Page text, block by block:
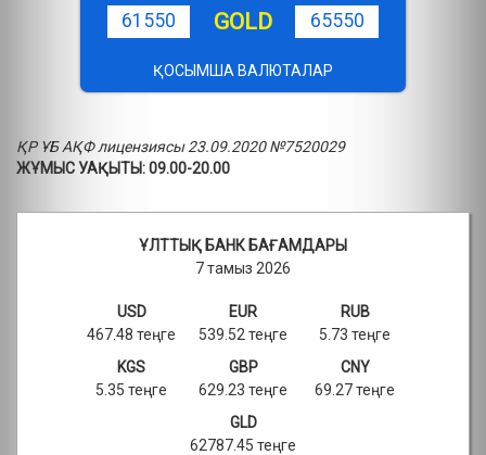
61550
GOLD 65550
ҚОСЫМША ВАЛЮТАЛАР
ҚР ҰБ АҚФ лицензиясы 23.09.2020 №7520029
ЖҰМЫС УАҚЫТЫ: 09.00-20.00
ҰЛТТЫҚ БАНК БАҒАМДАРЫ
7 тамыз 2026
USD
467.48 теңге
EUR
539.52 теңге
RUB
5.73 теңге
KGS
5.35 теңге
GBP
629.23 теңге
CNY
69.27 теңге
GLD
62787.45 теңге